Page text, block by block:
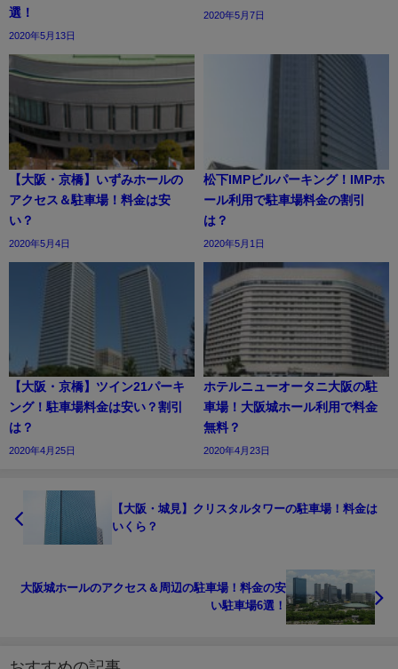
選！
2020年5月13日
2020年5月7日
【大阪・京橋】いずみホールの
アクセス＆駐車場！料金は安
い？
2020年5月4日
松下IMPビルパーキング！IMPホ
ール利用で駐車場料金の割引
は？
2020年5月1日
【大阪・京橋】ツイン21パーキ
ング！駐車場料金は安い？割引
は？
2020年4月25日
ホテルニューオータニ大阪の駐
車場！大阪城ホール利用で料金
無料？
2020年4月23日
【大阪・城見】クリスタルタワーの駐車場！料金は
いくら？
大阪城ホールのアクセス＆周辺の駐車場！料金の安
い駐車場6選！